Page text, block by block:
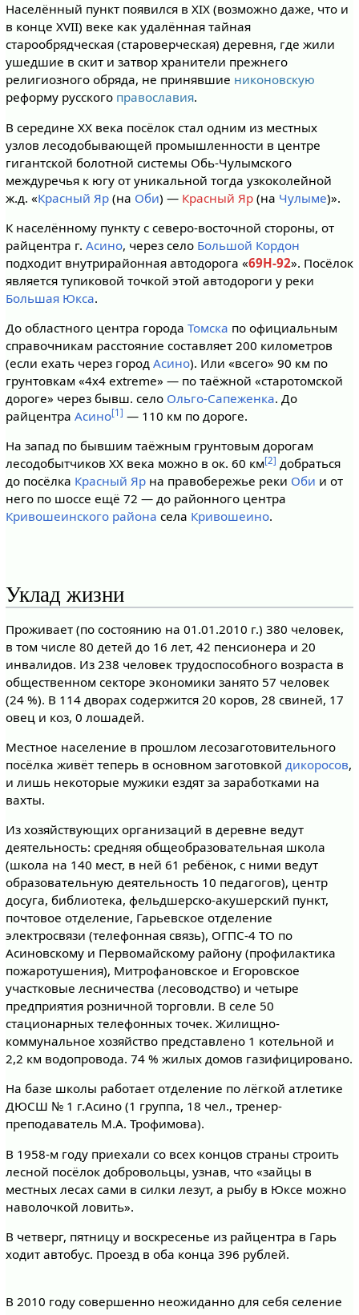
Населённый пункт появился в XIX (возможно даже, что и
в конце XVII) веке как удалённая тайная
старообрядческая (староверческая) деревня, где жили
ушедшие в скит и затвор хранители прежнего
религиозного обряда, не принявшие никоновскую
реформу русского православия.
В середине XX века посёлок стал одним из местных
узлов лесодобывающей промышленности в центре
гигантской болотной системы Обь-Чулымского
междуречья к югу от уникальной тогда узкоколейной
ж.д. «Красный Яр(на Оби) — Красный Яр(на Чулыме)».
К населённому пункту с северо-восточной стороны, от
райцентра г. Асино, через село Большой Кордон
подходит внутрирайонная автодорога «69Н-92». Посёлок
является тупиковой точкой этой автодороги у реки
Большая Юкса.
До областного центра города Томска по официальным
справочникам расстояние составляет 200 километров
(если ехать через город Асино). Или «всего» 90 км по
грунтовкам «4x4 extreme» — по таёжной «старотомской
дороге» через бывш. село Ольго-Сапеженка. До
райцентра Асино[1] — 110 км по дороге.
На запад по бывшим таёжным грунтовым дорогам
лесодобытчиков XX века можно в ок. 60 км[2] добраться
до посёлка Красный Ярна правобережье реки Оби и от
него по шоссе ещё 72 — до районного центра
Кривошеинского района села Кривошеино.
Уклад жизни
Проживает (по состоянию на 01.01.2010 г.) 380 человек,
в том числе 80 детей до 16 лет, 42 пенсионера и 20
инвалидов. Из 238 человек трудоспособного возраста в
общественном секторе экономики занято 57 человек
(24 %). В 114 дворах содержится 20 коров, 28 свиней, 17
овец и коз, 0 лошадей.
Местное население в прошлом лесозаготовительного
посёлка живёт теперь в основном заготовкой дикоросов,
и лишь некоторые мужики ездят за заработками на
вахты.
Из хозяйствующих организаций в деревне ведут
деятельность: средняя общеобразовательная школа
(школа на 140 мест, в ней 61 ребёнок, с ними ведут
образовательную деятельность 10 педагогов), центр
досуга, библиотека, фельдшерско-акушерский пункт,
почтовое отделение, Гарьевское отделение
электросвязи (телефонная связь), ОГПС-4 ТО по
Асиновскому и Первомайскому району (профилактика
пожаротушения), Митрофановское и Егоровское
участковые лесничества (лесоводство) и четыре
предприятия розничной торговли. В селе 50
стационарных телефонных точек. Жилищно-
коммунальное хозяйство представлено 1 котельной и
2,2 км водопровода. 74 % жилых домов газифицировано.
На базе школы работает отделение по лёгкой атлетике
ДЮСШ № 1 г.Асино (1 группа, 18 чел., тренер-
преподаватель М.А. Трофимова).
В 1958-м году приехали со всех концов страны строить
лесной посёлок добровольцы, узнав, что «зайцы в
местных лесах сами в силки лезут, а рыбу в Юксе можно
наволочкой ловить».
В четверг, пятницу и воскресенье из райцентра в Гарь
ходит автобус. Проезд в оба конца 396 рублей.
В 2010 году совершенно неожиданно для себя селение